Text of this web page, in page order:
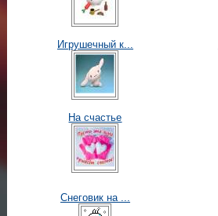
Игрушечный к...
На счастье
Снеговик на ...